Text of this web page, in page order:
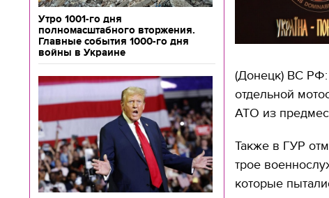
Утро 1001-го дня
полномасштабного вторжения.
Главные события 1000-го дня
войны в Украине
(Донецк) ВС
отдельной
АТО из
Также в ГУР
трое
которые